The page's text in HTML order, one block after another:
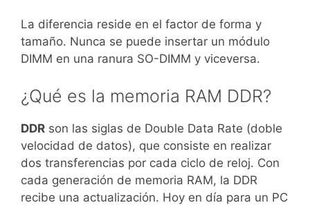
La diferencia reside en el factor de forma y
tamaño. Nunca se puede insertar un módulo
DIMM en una ranura SO-DIMM y viceversa.
¿Qué es la memoria RAM DDR?
DDR son las siglas de Double Data Rate (doble
velocidad de datos), que consiste en realizar
dos transferencias por cada ciclo de reloj. Con
cada generación de memoria RAM, la DDR
recibe una actualización. Hoy en día para un PC